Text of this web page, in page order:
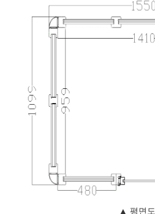
▲ 평면도